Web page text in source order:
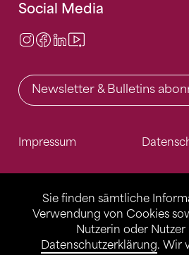
Sie finden sämtliche
Verwendung von Cookies
Nutzerin oder Nutzer
Datenschutzerklärung. Wir
Social Media
Instagram
Facebook
LinkedIn
Newsletter & Bulletins
Impressum